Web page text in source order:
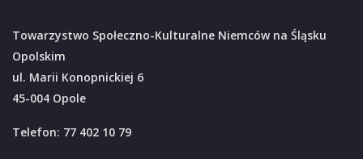
Towarzystwo Społeczno-Kulturalne Niemców na Śląsku
Opolskim
ul. Marii Konopnickiej 6
45-004 Opole
Telefon: 77 402 10 79